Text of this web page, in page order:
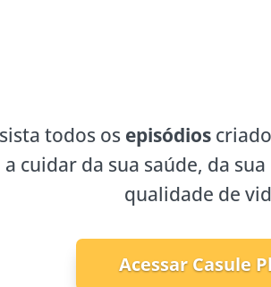
todos os episódios
a cuidar da sua saúde, da
qualidade de
Acessar Casule